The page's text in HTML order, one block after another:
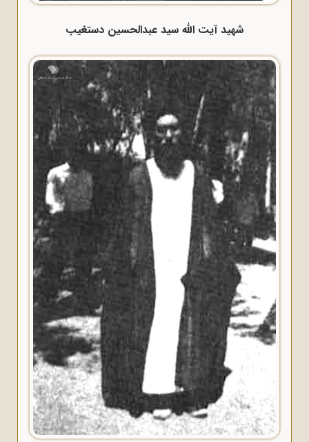
شهید آیت الله سید عبدالحسین دستغیب